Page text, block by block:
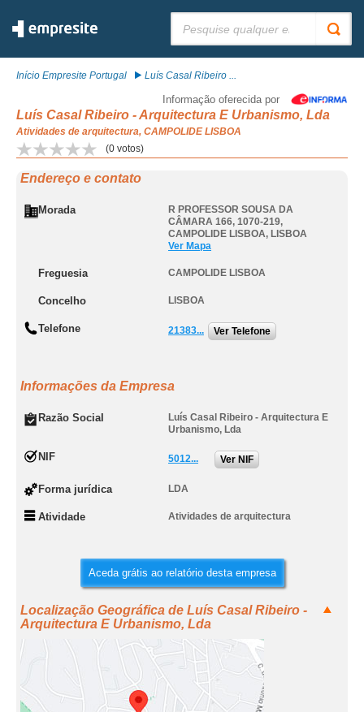
Início Empresite Portugal Luís Casal Ribeiro ...
Informação oferecida por
Luís Casal Ribeiro - Arquitectura E Urbanismo, Lda
Atividades de arquitectura, CAMPOLIDE LISBOA
(0 votos)
Endereço e contato
Morada
R PROFESSOR SOUSA DA
CÂMARA 166, 1070-219,
CAMPOLIDE LISBOA, LISBOA
Ver Mapa
Freguesia CAMPOLIDE LISBOA
Concelho LISBOA
Telefone 21383... Ver Telefone
Informações da Empresa
Razão Social
Luís Casal Ribeiro - Arquitectura E
Urbanismo, Lda
NIF 5012... Ver NIF
Forma jurídica LDA
Atividade Atividades de arquitectura
Aceda grátis ao relatório desta empresa
Localização Geográfica de Luís Casal Ribeiro -
Arquitectura E Urbanismo, Lda